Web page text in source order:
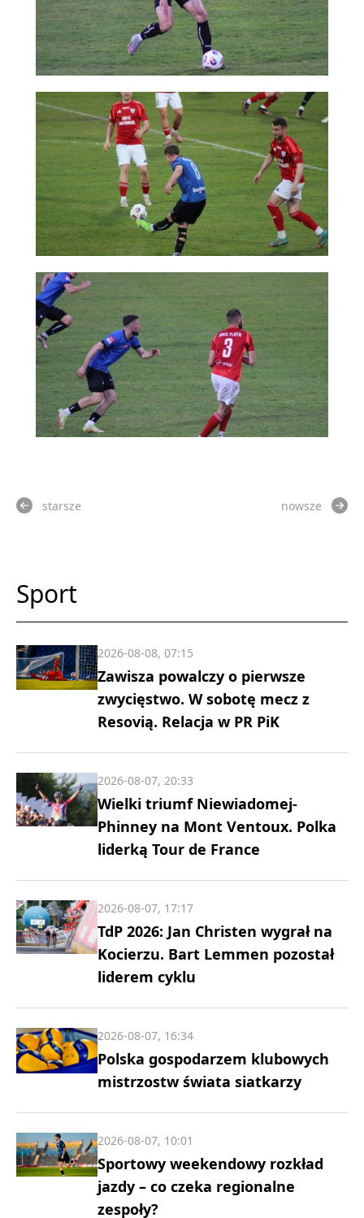
starsze nowsze
Sport
Zawisza powalczy o pierwsze
zwycięstwo. W sobotę mecz z
Resovią. Relacja w PR PiK
2026-08-08, 07:15
Wielki triumf Niewiadomej-
Phinney na Mont Ventoux. Polka
liderką Tour de France
2026-08-07, 20:33
TdP 2026: Jan Christen wygrał na
Kocierzu. Bart Lemmen pozostał
liderem cyklu
2026-08-07, 17:17
Polska gospodarzem klubowych
mistrzostw świata siatkarzy
2026-08-07, 16:34
Sportowy weekendowy rozkład
jazdy – co czeka regionalne
zespoły?
2026-08-07, 10:01